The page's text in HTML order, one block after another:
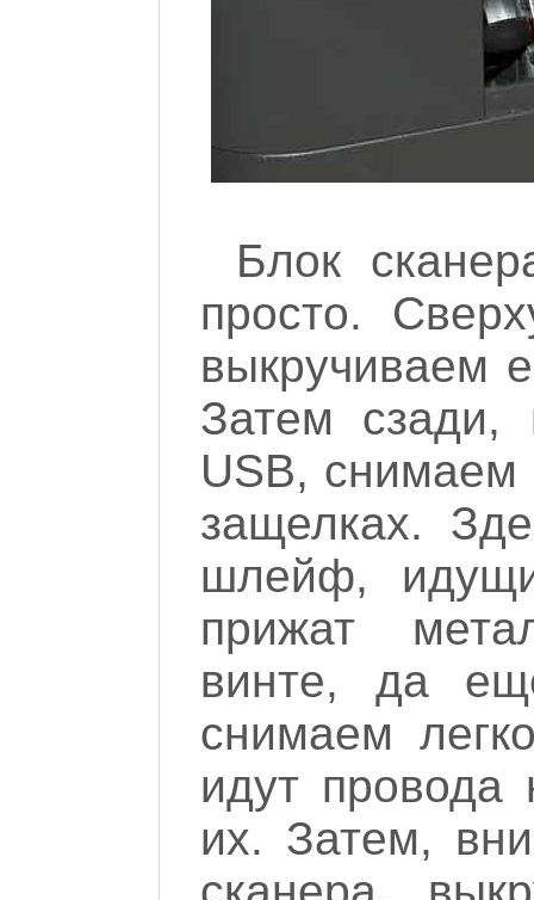
Блок
просто.
выкручиваем
Затем сзади,
USB,
защелках.
шлейф,
прижат
винте, да
снимаем
идут
их. Затем,